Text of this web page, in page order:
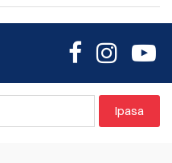
Ipasa